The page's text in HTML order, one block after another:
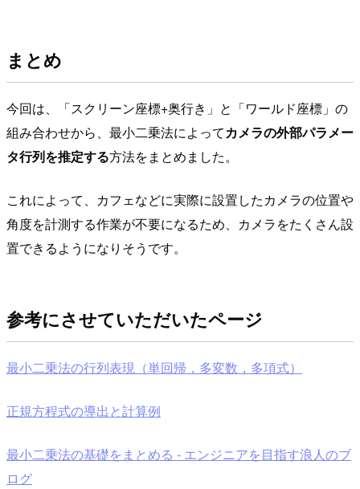
まとめ
今回は、「スクリーン座標+奥行き」と「ワールド座標」の
組み合わせから、最小二乗法によってカメラの外部パラメー
タ行列を推定する方法をまとめました。
これによって、カフェなどに実際に設置したカメラの位置や
角度を計測する作業が不要になるため、カメラをたくさん設
置できるようになりそうです。
参考にさせていただいたページ
最小二乗法の行列表現（単回帰，多変数，多項式）
正規方程式の導出と計算例
最小二乗法の基礎をまとめる - エンジニアを目指す浪人のブ
ログ